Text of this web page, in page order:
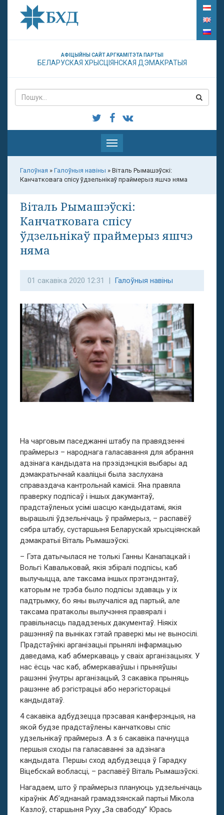
АФІЦЫЙНЫ САЙТ АРГКАМІТЭТА ПАРТЫІ
БЕЛАРУСКАЯ ХРЫСЦІЯНСКАЯ ДЭМАКРАТЫЯ
Паказаць
меню
Галоўная » Галоўныя навіны » Віталь Рымашэўскі:
Канчатковага спісу ўдзельнікаў праймерыз яшчэ няма
Віталь Рымашэўскі:
Канчатковага спісу
ўдзельнікаў праймерыз яшчэ
няма
01 сакавіка 2020 12:31 | Галоўныя навіны
На чарговым паседжанні штабу па правядзенні
праймерыз – народнага галасавання для абрання
адзінага кандыдата на прэзідэнцкія выбары ад
дэмакратычнай кааліцыі была заслухана
справаздача кантрольнай камісіі. Яна правяла
праверку подпісаў і іншых дакумантаў,
прадстаўленых усімі шасцю кандыдатамі, якія
вырашылі ўдзельнічаць ў праймерыз, – распавёў
сябра штабу, сустаршыня Беларускай хрысціянскай
дэмакратыі Віталь Рымашэўскі.
– Гэта датычылася не толькі Ганны Канапацкай і
Вольгі Кавальковай, якія збіралі подпісы, каб
вылучыцца, але таксама іншых прэтэндэнтаў,
каторым не трэба было подпісы здаваць у іх
падтрымку, бо яны вылучаліся ад партый, але
таксама пратаколы вылучэння правяралі і
правільнасць пададзеных дакументаў. Ніякіх
рашэнняў па выніках гэтай праверкі мы не выносілі.
Прадстаўнікі арганізацыі прынялі інфармацыю
даведама, каб абмеркаваць у сваіх арганізацыях. У
нас ёсць час каб, абмеркаваўшы і прыняўшы
рашэнні ўнутры арганізацый, 3 сакавіка прыняць
рашэнне аб рэгістрацыі або нерэгісторацыі
кандыдатаў.
4 сакавіка адбудзецца прэсавая канферэнцыя, на
якой будзе прадстаўлены канчатковы спіс
удзельнікаў праймерыз. А з 6 сакавіка пачнуцца
першыя сходы па галасаванні за адзінага
кандыдата. Першы сход адбудзецца ў Гарадку
Віцебскай вобласці, – распавёў Віталь Рымашэўскі.
Нагадаем, што ў праймерыз плануюць удзельнічаць
кіраўнік Аб’яднанай грамадзянскай партыі Мікола
Казлоў, старшыня Руху „За свабоду” Юрась